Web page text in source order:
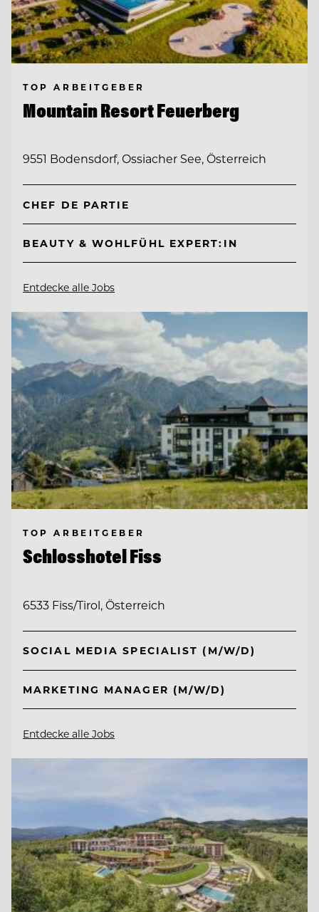
TOP ARBEITGEBER
Mountain Resort Feuerberg
9551 Bodensdorf, Ossiacher See, Österreich
CHEF DE PARTIE
BEAUTY & WOHLFÜHL EXPERT:IN
Entdecke alle Jobs
TOP ARBEITGEBER
Schlosshotel Fiss
6533 Fiss/Tirol, Österreich
SOCIAL MEDIA SPECIALIST (M/W/D)
MARKETING MANAGER (M/W/D)
Entdecke alle Jobs